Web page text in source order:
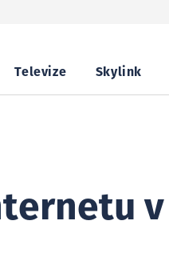
Televize Skylink
v